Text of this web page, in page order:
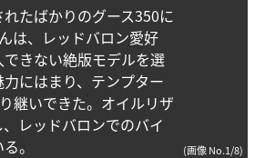
たばかりのグース350に
は、レッドバロン愛好
きない絶版モデルを選
にはまり、テンプター
継いできた。オイルリザ
レッドバロンでのバイ
。
(画像 No.1/8)